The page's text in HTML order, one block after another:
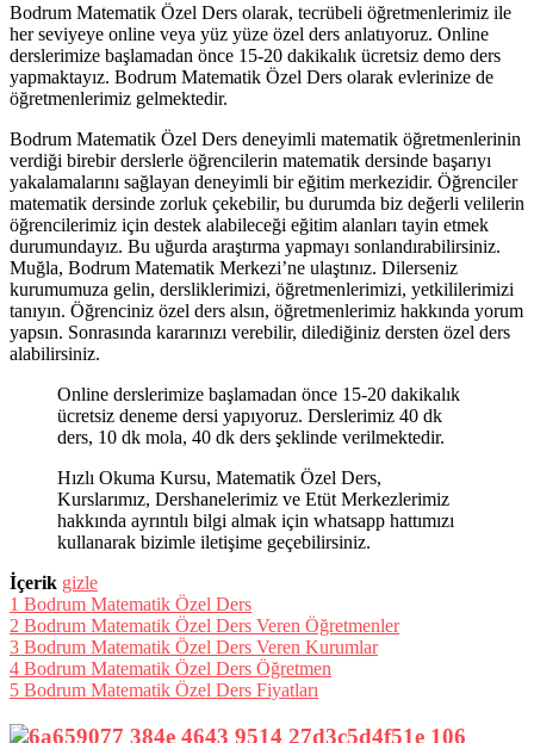
Bodrum Matematik Özel Ders olarak, tecrübeli öğretmenlerimiz ile
her seviyeye online veya yüz yüze özel ders anlatıyoruz. Online
derslerimize başlamadan önce 15-20 dakikalık ücretsiz demo ders
yapmaktayız. Bodrum Matematik Özel Ders olarak evlerinize de
öğretmenlerimiz gelmektedir.
Bodrum Matematik Özel Ders deneyimli matematik öğretmenlerinin
verdiği birebir derslerle öğrencilerin matematik dersinde başarıyı
yakalamalarını sağlayan deneyimli bir eğitim merkezidir. Öğrenciler
matematik dersinde zorluk çekebilir, bu durumda biz değerli velilerin
öğrencilerimiz için destek alabileceği eğitim alanları tayin etmek
durumundayız. Bu uğurda araştırma yapmayı sonlandırabilirsiniz.
Muğla, Bodrum Matematik Merkezi’ne ulaştınız. Dilerseniz
kurumumuza gelin, dersliklerimizi, öğretmenlerimizi, yetkililerimizi
tanıyın. Öğrenciniz özel ders alsın, öğretmenlerimiz hakkında yorum
yapsın. Sonrasında kararınızı verebilir, dilediğiniz dersten özel ders
alabilirsiniz.
Online derslerimize başlamadan önce 15-20 dakikalık
ücretsiz deneme dersi yapıyoruz. Derslerimiz 40 dk
ders, 10 dk mola, 40 dk ders şeklinde verilmektedir.
Hızlı Okuma Kursu, Matematik Özel Ders,
Kurslarımız, Dershanelerimiz ve Etüt Merkezlerimiz
hakkında ayrıntılı bilgi almak için whatsapp hattımızı
kullanarak bizimle iletişime geçebilirsiniz.
İçerik gizle
1 Bodrum Matematik Özel Ders
2 Bodrum Matematik Özel Ders Veren Öğretmenler
3 Bodrum Matematik Özel Ders Veren Kurumlar
4 Bodrum Matematik Özel Ders Öğretmen
5 Bodrum Matematik Özel Ders Fiyatları